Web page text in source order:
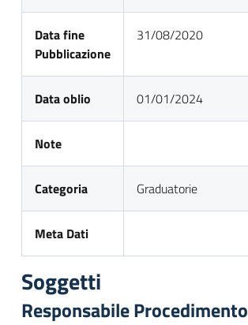
Data fine
Pubblicazione
31/08/2020
Data oblio 01/01/2024
Note
Categoria Graduatorie
Meta Dati
Soggetti
Responsabile Procedimento